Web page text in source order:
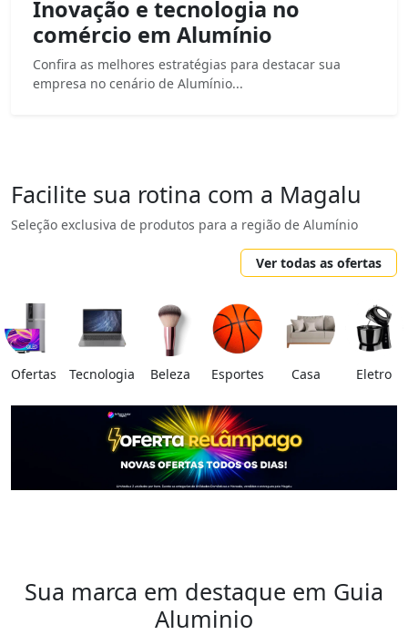
Inovação e tecnologia no
comércio em Alumínio
Confira as melhores estratégias para destacar sua
empresa no cenário de Alumínio...
Facilite sua rotina com a Magalu
Seleção exclusiva de produtos para a região de Alumínio
Ver todas as ofertas
Ofertas Tecnologia Beleza Esportes Casa Eletro
Sua marca em destaque em Guia
Aluminio